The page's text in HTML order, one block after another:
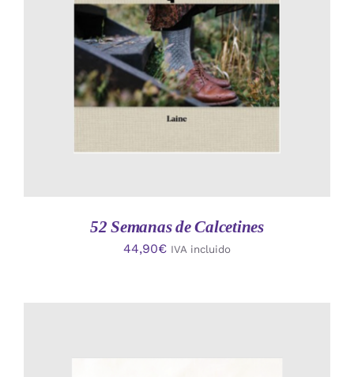
DETALLES
52 Semanas de Calcetines
44,90€ IVA incluido